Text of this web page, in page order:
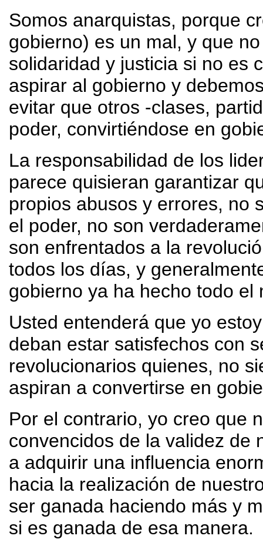
Somos anarquistas, porque
gobierno) es un mal, y que
solidaridad y justicia si no es
aspirar al gobierno y
evitar que otros -clases,
poder, convirtiéndose en
La responsabilidad de los
parece quisieran garantizar
propios abusos y errores, no
el poder, no son
son enfrentados a la
todos los días, y
gobierno ya ha hecho todo el
Usted entenderá que yo
deban estar satisfechos con
revolucionarios quienes, no
aspiran a convertirse en
Por el contrario, yo creo que
convencidos de la validez de
a adquirir una influencia
hacia la realización de
ser ganada haciendo más y
si es ganada de esa manera.